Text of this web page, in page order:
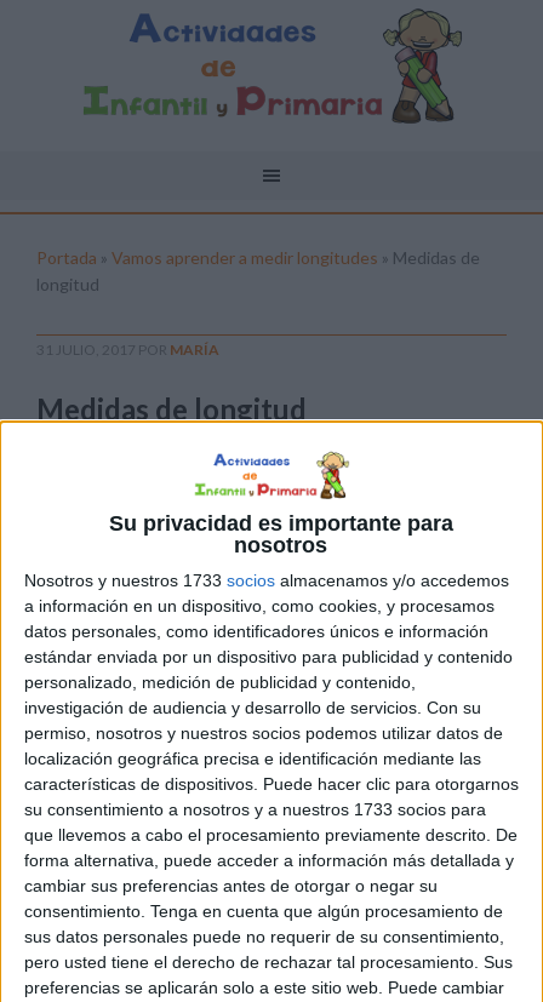
Su privacidad es importante para
nosotros
Nosotros y nuestros 1733 socios almacenamos y/o accedemos
a información en un dispositivo, como cookies, y procesamos
datos personales, como identificadores únicos e información
estándar enviada por un dispositivo para publicidad y contenido
personalizado, medición de publicidad y contenido,
investigación de audiencia y desarrollo de servicios. Con su
permiso, nosotros y nuestros socios podemos utilizar datos de
localización geográfica precisa e identificación mediante las
características de dispositivos. Puede hacer clic para otorgarnos
su consentimiento a nosotros y a nuestros 1733 socios para
que llevemos a cabo el procesamiento previamente descrito. De
forma alternativa, puede acceder a información más detallada y
cambiar sus preferencias antes de otorgar o negar su
consentimiento. Tenga en cuenta que algún procesamiento de
sus datos personales puede no requerir de su consentimiento,
pero usted tiene el derecho de rechazar tal procesamiento. Sus
preferencias se aplicarán solo a este sitio web. Puede cambiar
Portada » Vamos aprender a medir longitudes » Medidas de
longitud
31 JULIO, 2017 POR MARÍA
Medidas de longitud
Pulsa sobre el enlace para descargar el
Medidas de longitud